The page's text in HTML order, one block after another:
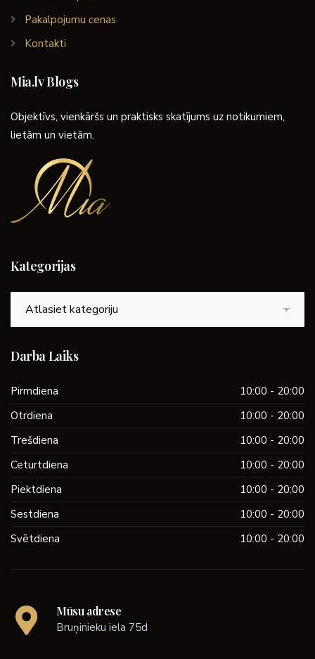
Pakalpojumu cenas
Kontakti
Mia.lv Blogs
Objektīvs, vienkāršs un praktisks skatījums uz notikumiem,
lietām un vietām.
Kategorijas
Darba Laiks
Pirmdiena
10:00 - 20:00
Otrdiena
10:00 - 20:00
Trešdiena
10:00 - 20:00
Ceturtdiena
10:00 - 20:00
Piektdiena
10:00 - 20:00
Sestdiena
10:00 - 20:00
Svētdiena
10:00 - 20:00
Mūsu adrese
Bruņinieku iela 75d